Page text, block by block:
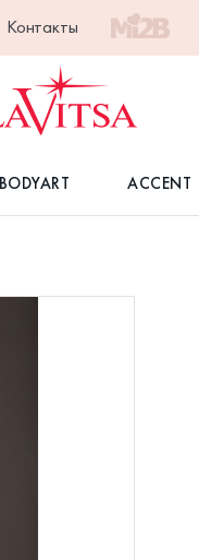
Контакты
BODYART ACCENT